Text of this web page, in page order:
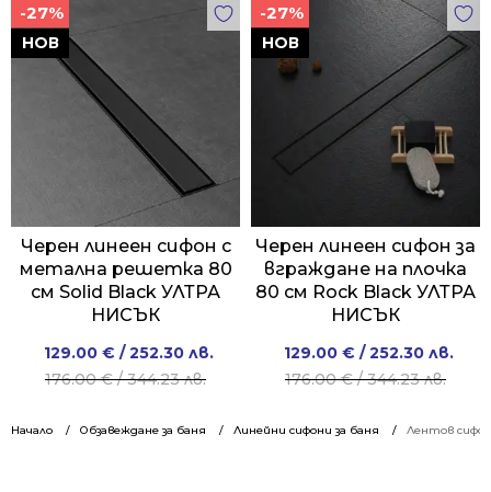
Начало Обзавеждане за баня Линейни сифони за баня Лентов
159.00 €
/
310.98 лв..
119.00 €
/
232.74 лв..
НОВ
-27%
Черен линеен сифон с
метална решетка 80
см Solid Black УЛТРА
НИСЪК
176.00€/ 344.23 лв.
Original
price
176.00 €
129.00 € / 252.30 лв.
Current
price
129.00 €
НОВ
-27%
Черен линеен сифон за
вграждане на плочка
80 см Rock Black УЛТРА
НИСЪК
176.00€/ 344.23 лв.
Original
price
176.00 €
129.00 € / 252.30 лв.
Current
price
129.00 €